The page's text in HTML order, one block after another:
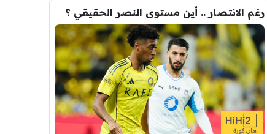
رغم الانتصار .. أين مستوى النصر الحقيقي ؟